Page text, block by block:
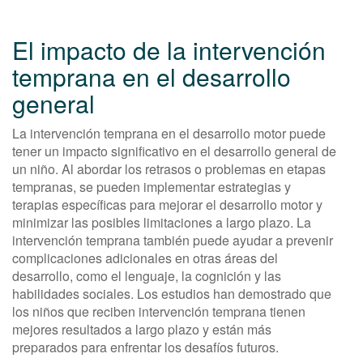
El impacto de la intervención
temprana en el desarrollo
general
La intervención temprana en el desarrollo motor puede
tener un impacto significativo en el desarrollo general de
un niño. Al abordar los retrasos o problemas en etapas
tempranas, se pueden implementar estrategias y
terapias específicas para mejorar el desarrollo motor y
minimizar las posibles limitaciones a largo plazo. La
intervención temprana también puede ayudar a prevenir
complicaciones adicionales en otras áreas del
desarrollo, como el lenguaje, la cognición y las
habilidades sociales. Los estudios han demostrado que
los niños que reciben intervención temprana tienen
mejores resultados a largo plazo y están más
preparados para enfrentar los desafíos futuros.